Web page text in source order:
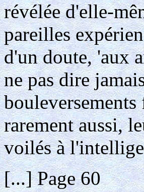
révélée d'elle-
pareilles
d'un doute, 'aux
ne pas dire
bouleversements
rarement aussi,
voilés à
[...] Page 60